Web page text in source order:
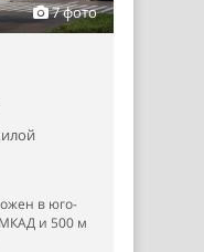
7 фото
в юго-
и 500 м